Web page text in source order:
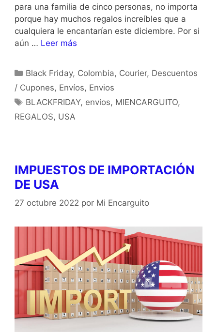
para una familia de cinco personas, no importa
porque hay muchos regalos increíbles que a
cualquiera le encantarían este diciembre. Por si
aún … Leer más
Black Friday, Colombia, Courier, Descuentos
/ Cupones, Envíos, Envios
BLACKFRIDAY, envios, MIENCARGUITO,
REGALOS, USA
IMPUESTOS DE IMPORTACIÓN
DE USA
27 octubre 2022 por Mi Encarguito